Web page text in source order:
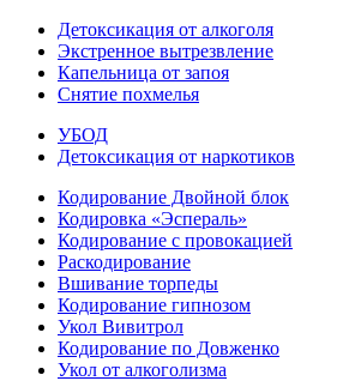
Детоксикация от алкоголя
Экстренное вытрезвление
Капельница от запоя
Снятие похмелья
УБОД
Детоксикация от наркотиков
Кодирование Двойной блок
Кодировка «Эспераль»
Кодирование с провокацией
Раскодирование
Вшивание торпеды
Кодирование гипнозом
Укол Вивитрол
Кодирование по Довженко
Укол от алкоголизма